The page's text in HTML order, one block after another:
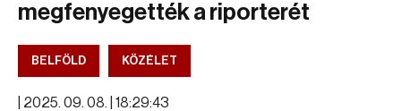
megfenyegették a riporterét
BELFÖLD KÖZÉLET
2025. 09. 08. | 18:29:43